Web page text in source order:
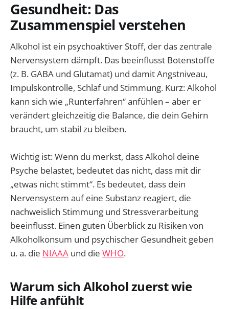
Gesundheit: Das
Zusammenspiel verstehen
Alkohol ist ein psychoaktiver Stoff, der das zentrale
Nervensystem dämpft. Das beeinflusst Botenstoffe
(z. B. GABA und Glutamat) und damit Angstniveau,
Impulskontrolle, Schlaf und Stimmung. Kurz: Alkohol
kann sich wie „Runterfahren“ anfühlen – aber er
verändert gleichzeitig die Balance, die dein Gehirn
braucht, um stabil zu bleiben.
Wichtig ist: Wenn du merkst, dass Alkohol deine
Psyche belastet, bedeutet das nicht, dass mit dir
„etwas nicht stimmt“. Es bedeutet, dass dein
Nervensystem auf eine Substanz reagiert, die
nachweislich Stimmung und Stressverarbeitung
beeinflusst. Einen guten Überblick zu Risiken von
Alkoholkonsum und psychischer Gesundheit geben
u. a. die NIAAA und die WHO.
Warum sich Alkohol zuerst wie
Hilfe anfühlt